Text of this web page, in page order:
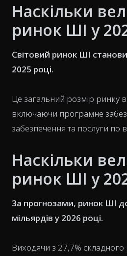
Наскільки
ринок ШІ у
Світовий ринок ШІ
2025 році.
Це загальний розмір ринку
включаючи програмне
забезпечення та послуги по
Наскільки
ринок ШІ у
За прогнозами, ринок ШІ
мільярдів у 2026 році.
Виходячи з 27,7% складного